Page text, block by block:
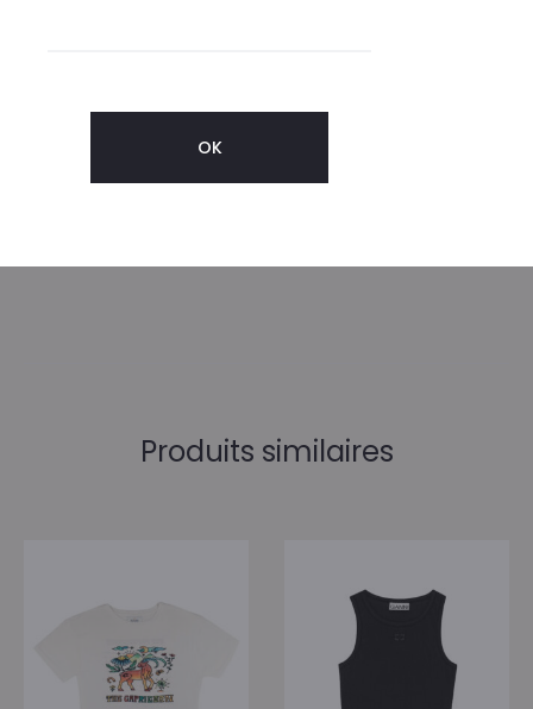
EN CALIFORNIE.
Produits similaires